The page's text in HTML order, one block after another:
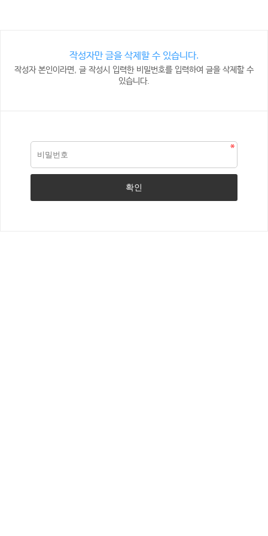
작성자만 글을 삭제할 수 있습니다.
작성자 본인이라면, 글 작성시 입력한 비밀번호를 입력하여 글을 삭제할 수
있습니다.